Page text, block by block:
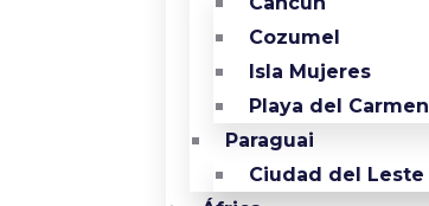
Cozumel
Isla Mujeres
Playa del Carmen
Paraguai
Ciudad del Leste